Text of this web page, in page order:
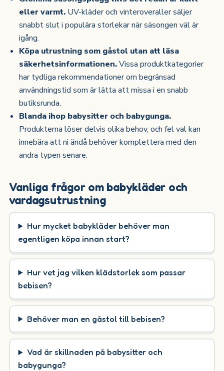
eller varmt. UV-kläder och vinteroveraller säljer
snabbt slut i populära storlekar när säsongen väl är
igång.
Köpa utrustning som gåstol utan att läsa
säkerhetsinformationen.Vissa produktkategorier
har tydliga rekommendationer om begränsad
användningstid som är lätta att missa i en snabb
butiksrunda.
Blanda ihop babysitter och babygunga.
Produkterna löser delvis olika behov, och fel val kan
innebära att ni ändå behöver komplettera med den
andra typen senare.
Vanliga frågor om babykläder och
vardagsutrustning
Hur mycket babykläder behöver man
egentligen köpa innan start?
Hur vet jag vilken klädstorlek som passar
bebisen?
Behöver man en gåstol till bebisen?
Vad är skillnaden på babysitter och
babygunga?